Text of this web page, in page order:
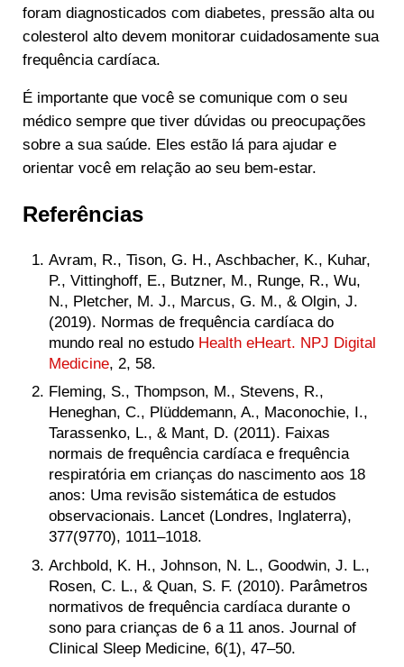
foram diagnosticados com diabetes, pressão alta ou
colesterol alto devem monitorar cuidadosamente sua
frequência cardíaca.
É importante que você se comunique com o seu
médico sempre que tiver dúvidas ou preocupações
sobre a sua saúde. Eles estão lá para ajudar e
orientar você em relação ao seu bem-estar.
Referências
Avram, R., Tison, G. H., Aschbacher, K., Kuhar,
P., Vittinghoff, E., Butzner, M., Runge, R., Wu,
N., Pletcher, M. J., Marcus, G. M., & Olgin, J.
(2019). Normas de frequência cardíaca do
mundo real no estudo Health eHeart. NPJ Digital
Medicine, 2, 58.
Fleming, S., Thompson, M., Stevens, R.,
Heneghan, C., Plüddemann, A., Maconochie, I.,
Tarassenko, L., & Mant, D. (2011). Faixas
normais de frequência cardíaca e frequência
respiratória em crianças do nascimento aos 18
anos: Uma revisão sistemática de estudos
observacionais. Lancet (Londres, Inglaterra),
377(9770), 1011–1018.
Archbold, K. H., Johnson, N. L., Goodwin, J. L.,
Rosen, C. L., & Quan, S. F. (2010). Parâmetros
normativos de frequência cardíaca durante o
sono para crianças de 6 a 11 anos. Journal of
Clinical Sleep Medicine, 6(1), 47–50.